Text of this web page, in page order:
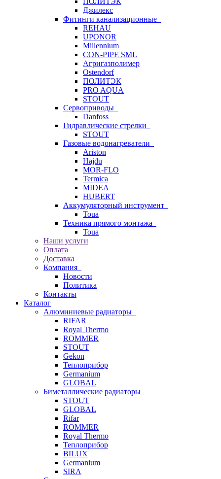
Джилекс
Фитинги канализационные
REHAU
UPONOR
Millennium
CON-PIPE SML
Агригазполимер
Ostendorf
ПОЛИТЭК
PRO AQUA
STOUT
Сервоприводы
Danfoss
Гидравлические стрелки
STOUT
Газовые водонагреватели
Ariston
Hajdu
MOR-FLO
Termica
MIDEA
HUBERT
Аккумуляторный инструмент
Toua
Техника прямого монтажа
Toua
Наши услуги
Оплата
Доставка
Компания
Новости
Политика
Контакты
Каталог
Алюминиевые радиаторы
RIFAR
Royal Thermo
ROMMER
STOUT
Gekon
Теплоприбор
Germanium
GLOBAL
Биметаллические радиаторы
STOUT
GLOBAL
Rifar
ROMMER
Royal Thermo
Теплоприбор
BILUX
Germanium
SIRA